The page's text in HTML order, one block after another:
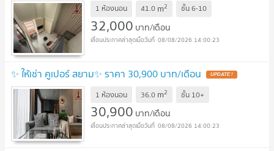
1 ห้องนอน 41.0 m2 ชั้น6-10
32,000 บาท/เดือน
08/08/2026 14:00:23
✨ ให้เช่า คูเปอร์ สยาม✨ ราคา 30,900 บาท/เดือน
1 ห้องนอน 36.0 m2 ชั้น 10+
30,900 บาท/เดือน
08/08/2026 14:00:23